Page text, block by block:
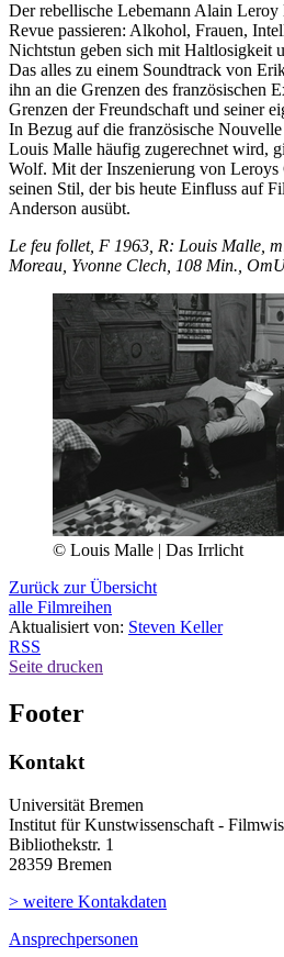
Der rebellische Lebemann Alain Leroy
Revue passieren: Alkohol, Frauen,
Nichtstun geben sich mit Haltlosigkeit
Das alles zu einem Soundtrack von
ihn an die Grenzen des französischen
Grenzen der Freundschaft und seiner
In Bezug auf die französische
Louis Malle häufig zugerechnet wird,
Wolf. Mit der Inszenierung von Leroys
seinen Stil, der bis heute Einfluss auf
Anderson ausübt.
Le feu follet, F 1963, R: Louis Malle,
Moreau, Yvonne Clech, 108 Min.,
© Louis Malle | Das Irrlicht
Zurück zur Übersicht
alle Filmreihen
Aktualisiert von: Steven Keller
RSS
Seite drucken
Footer
Kontakt
Universität Bremen
Institut für Kunstwissenschaft -
Bibliothekstr. 1
28359 Bremen
> weitere Kontakdaten
Ansprechpersonen